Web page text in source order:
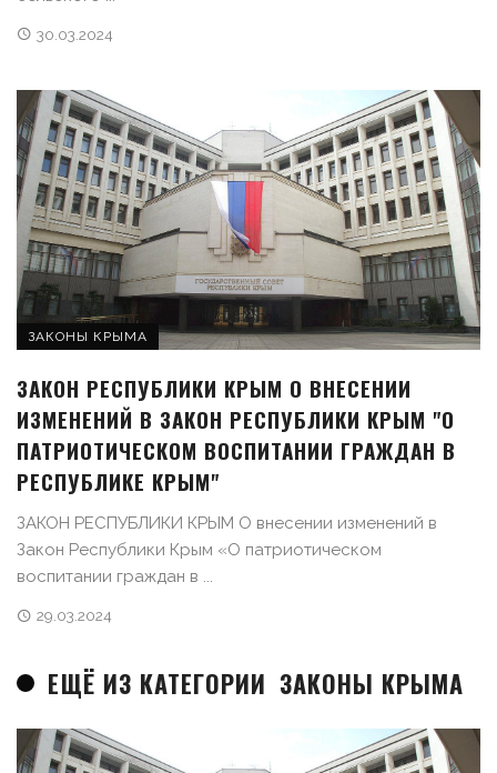
30.03.2024
ЗАКОНЫ КРЫМА
ЗАКОН РЕСПУБЛИКИ КРЫМ О ВНЕСЕНИИ
ИЗМЕНЕНИЙ В ЗАКОН РЕСПУБЛИКИ КРЫМ "О
ПАТРИОТИЧЕСКОМ ВОСПИТАНИИ ГРАЖДАН В
РЕСПУБЛИКЕ КРЫМ"
ЗАКОН РЕСПУБЛИКИ КРЫМ О внесении изменений в
Закон Республики Крым «О патриотическом
воспитании граждан в ...
29.03.2024
ЕЩЁ ИЗ КАТЕГОРИИ ЗАКОНЫ КРЫМА